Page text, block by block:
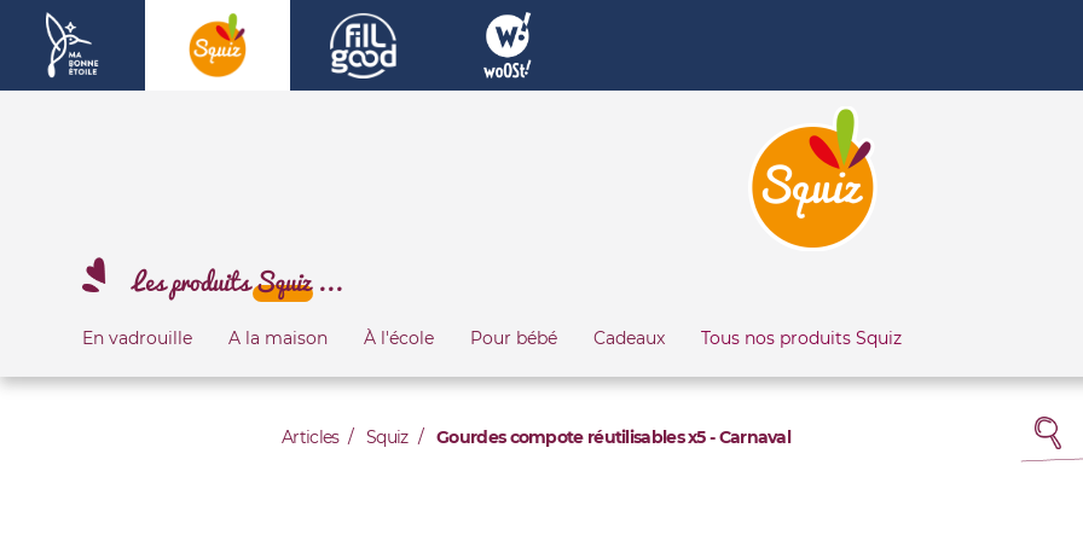
Les produitsSquiz...
En vadrouille A la maison À l'école Pour bébé Cadeaux Tous nos produits Squiz
Articles Squiz Gourdes compote réutilisables x5 - Carnaval